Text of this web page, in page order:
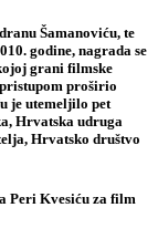
Šamanoviću, te
godine, nagrada se
grani filmske
proširio
je utemeljilo pet
Hrvatska udruga
Hrvatsko društvo
Peri Kvesiću za film